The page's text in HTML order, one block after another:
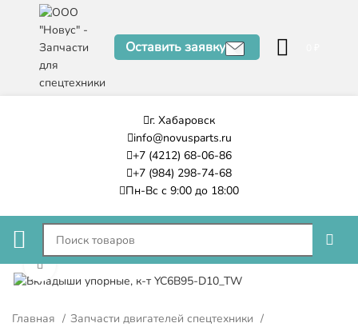
Оставить заявку
г. Хабаровск
info@novusparts.ru
+7 (4212) 68-06-86
+7 (984) 298-74-68
Пн-Вс с 9:00 до 18:00
Нажмите, чтобы увеличить
Главная
Запчасти двигателей спецтехники